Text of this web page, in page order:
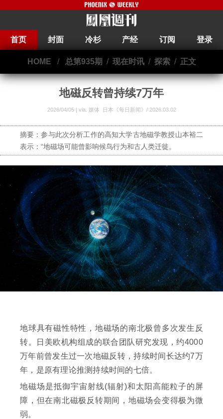
首页 封面 冷杉 产经 订阅 登录
HOME / 总第935期 / 现在时讯/ 探索/ 正文
地磁反转曾持续7万年
2026/04/05 | via. 媒体 日本《每日新闻》/ 2026.03.02
摘要：参与此次分析工作的高知大学古地磁学教授山本裕二
表示：“地磁场可能曾影响候鸟行为和古人类迁徙。
地球具有磁性特性，地磁场的南北极曾多次发生反
转。日美欧机构组成的联合团队研究发现，约4000
万年前曾发生过一次地磁反转，持续时间长达约7万
年，是原有理论推测持续时间的七倍。
地磁场是抵御宇宙射线(辐射)和太阳高能粒子的屏
障，但在南北磁极反转期间，地磁场会变得极为微
弱。